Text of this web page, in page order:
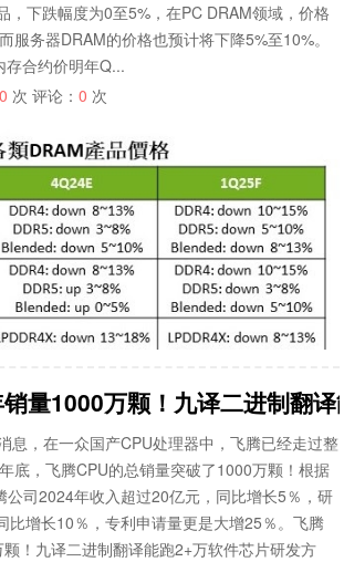
，下跌幅度为0至5%，在PC DRAM领域，价格
服务器DRAM的价格也预计将下降5%至10%。
存合约价明年Q...
次 评论：0 次
量1000万颗！九译二进制翻
息，在一众国产CPU处理器中，飞腾已经走过整
底，飞腾CPU的总销量突破了1000万颗！根据
公司2024年收入超过20亿元，同比增长5％，研
比增长10％，专利申请量更是大增25％。飞腾
！九译二进制翻译能跑2+万软件芯片研发方